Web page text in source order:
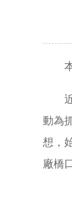
動為
想，
廠橋